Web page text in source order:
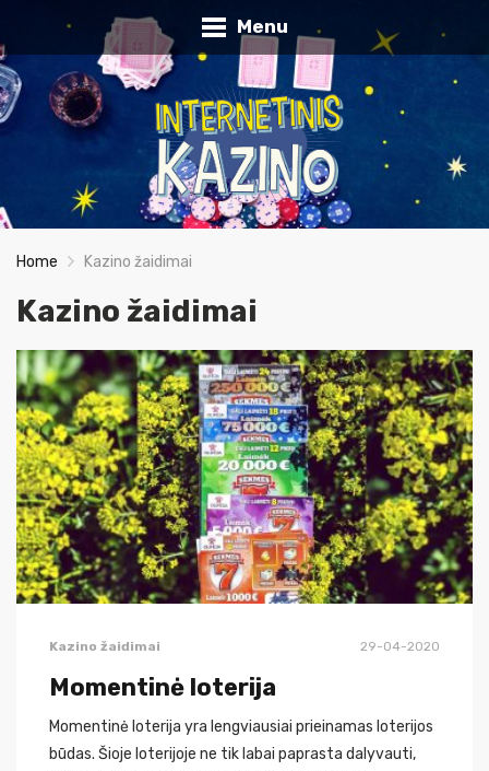
Menu
Home Kazino žaidimai
Kazino žaidimai
Kazino žaidimai 29-04-2020
Momentinė loterija
Momentinė loterija yra lengviausiai prieinamas loterijos
būdas. Šioje loterijoje ne tik labai paprasta dalyvauti,